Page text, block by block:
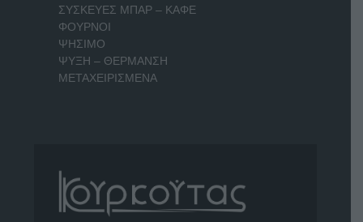
ΣΥΣΚΕΥΕΣ ΜΠΑΡ – ΚΑΦΕ
ΦΟΥΡΝΟΙ
ΨΗΣΙΜΟ
ΨΥΞΗ – ΘΕΡΜΑΝΣΗ
ΜΕΤΑΧΕΙΡΙΣΜΕΝΑ